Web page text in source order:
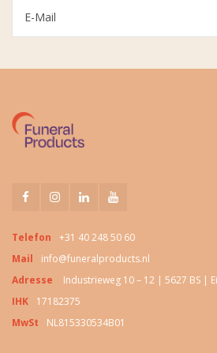
Telefon
+31 40 248 50 60
Mail
info@funeralproducts.nl
Adresse
Industrieweg 10 – 12 | 5627 BS |
IHK
17182375
MwSt
NL815330534B01